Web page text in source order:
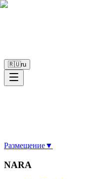
🇷🇺ru
Размещение▼
NARA